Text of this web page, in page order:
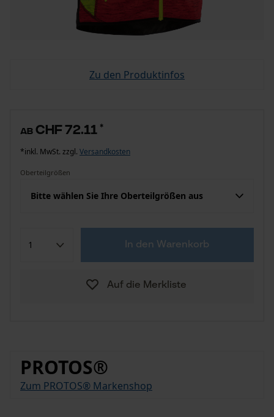
Zu den Produktinfos
ab CHF 72.11 *
*inkl. MwSt. zzgl. Versandkosten
Oberteilgrößen
Bitte wählen Sie Ihre Oberteilgrößen aus
In den Warenkorb
Auf die Merkliste
PROTOS®
Zum PROTOS® Markenshop